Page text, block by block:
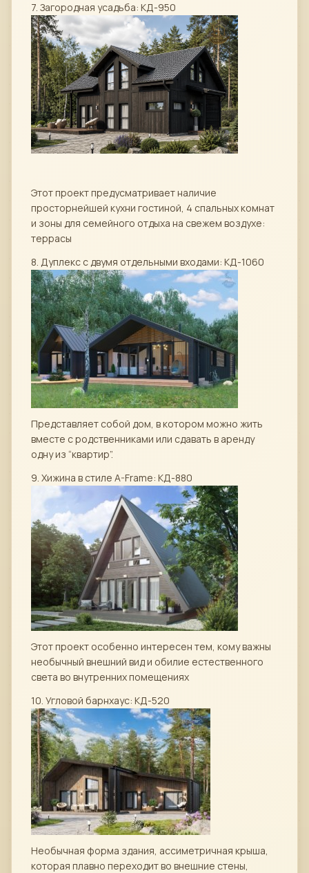
7. Загородная усадьба: КД-950
Этот проект предусматривает наличие
просторнейшей кухни гостиной, 4 спальных комнат
и зоны для семейного отдыха на свежем воздухе:
террасы
8. Дуплекс с двумя отдельными входами: КД-1060
Представляет собой дом, в котором можно жить
вместе с родственниками или сдавать в аренду
одну из “квартир”.
9. Хижина в стиле A-Frame: КД-880
Этот проект особенно интересен тем, кому важны
необычный внешний вид и обилие естественного
света во внутренних помещениях
10. Угловой барнхаус: КД-520
Необычная форма здания, ассиметричная крыша,
которая плавно переходит во внешние стены,